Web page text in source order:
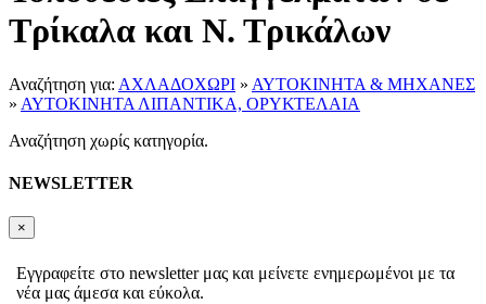
Τρίκαλα και Ν. Τρικάλων
Αναζήτηση για: ΑΧΛΑΔΟΧΩΡΙ » ΑΥΤΟΚΙΝΗΤΑ & ΜΗΧΑΝΕΣ
» ΑΥΤΟΚΙΝΗΤΑ ΛΙΠΑΝΤΙΚΑ, ΟΡΥΚΤΕΛΑΙΑ
Αναζήτηση χωρίς κατηγορία.
NEWSLETTER
×
Εγγραφείτε στο newsletter μας και μείνετε ενημερωμένοι με τα
νέα μας άμεσα και εύκολα.